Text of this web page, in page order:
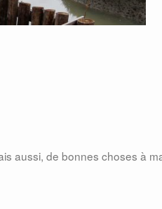
aussi, de bonnes choses à